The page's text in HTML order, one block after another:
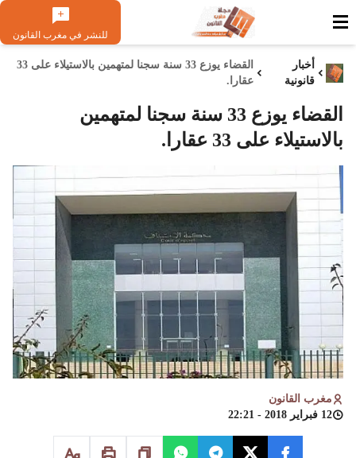
للنشر في مغرب القانون
أخبار
قانونية
القضاء يوزع 33 سنة سجنا لمتهمين بالاستيلاء على 33
عقارا.
القضاء يوزع 33 سنة سجنا لمتهمين
بالاستيلاء على 33 عقارا.
مغرب القانون
12 فبراير 2018 - 22:21